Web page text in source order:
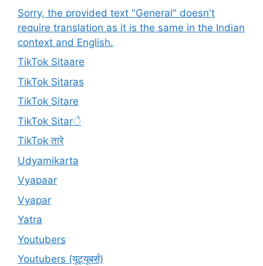
Sorry, the provided text "General" doesn't
require translation as it is the same in the Indian
context and English.
TikTok Sitaare
TikTok Sitaras
TikTok Sitare
TikTok Sitarे
TikTok तारे
Udyamikarta
Vyapaar
Vyapar
Yatra
Youtubers
Youtubers (यूट्यूबर्स)